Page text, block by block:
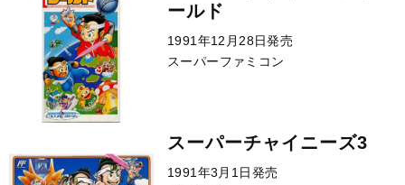
ールド
1991年12月28日発売
スーパーファミコン
スーパーチャイニーズ3
1991年3月1日発売